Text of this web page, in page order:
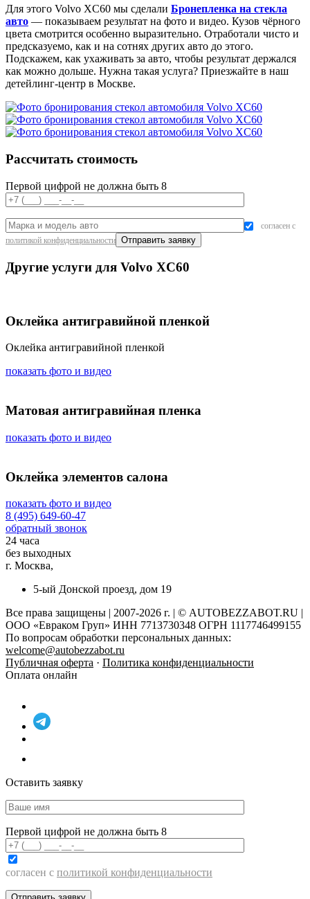
Для этого Volvo XC60 мы сделали Бронепленка на стекла
авто — показываем результат на фото и видео. Кузов чёрного
цвета смотрится особенно выразительно. Отработали чисто и
предсказуемо, как и на сотнях других авто до этого.
Подскажем, как ухаживать за авто, чтобы результат держался
как можно дольше. Нужна такая услуга? Приезжайте в наш
детейлинг-центр в Москве.
Рассчитать стоимость
Первой цифрой не должна быть 8
согласен с
политикой конфиденциальности
Другие услуги для Volvo XC60
Оклейка антигравийной пленкой
Оклейка антигравийной пленкой
показать фото и видео
Матовая антигравийная пленка
показать фото и видео
Оклейка элементов салона
показать фото и видео
8 (495) 649-60-47
обратный звонок
24 часа
без выходных
г. Москва,
5-ый Донской проезд, дом 19
Все права защищены | 2007-2026 г. | © AUTOBEZZABOT.RU |
ООО «Евраком Груп» ИНН 7713730348 ОГРН 1117746499155
По вопросам обработки персональных данных:
welcome@autobezzabot.ru
Публичная оферта · Политика конфиденциальности
Оплата онлайн
Оставить заявку
Первой цифрой не должна быть 8
согласен с политикой конфиденциальности